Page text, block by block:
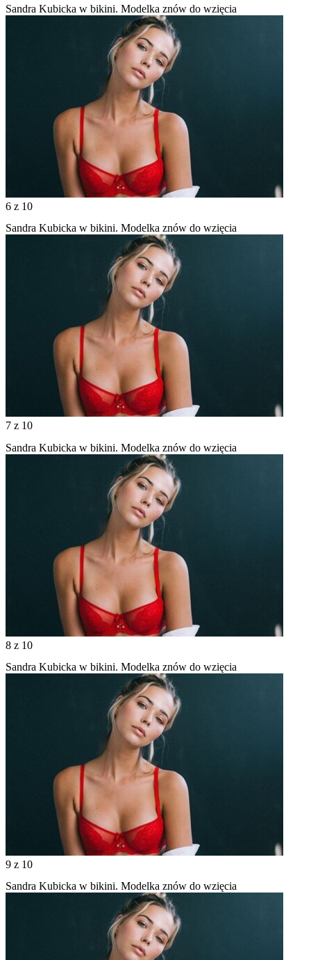
Sandra Kubicka w bikini. Modelka znów do wzięcia
6 z 10
Sandra Kubicka w bikini. Modelka znów do wzięcia
7 z 10
Sandra Kubicka w bikini. Modelka znów do wzięcia
8 z 10
Sandra Kubicka w bikini. Modelka znów do wzięcia
9 z 10
Sandra Kubicka w bikini. Modelka znów do wzięcia